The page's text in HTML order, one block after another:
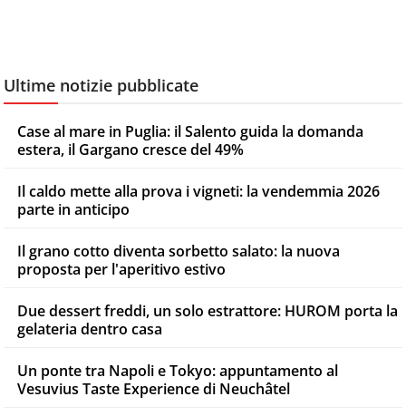
Ultime notizie pubblicate
Case al mare in Puglia: il Salento guida la domanda
estera, il Gargano cresce del 49%
Il caldo mette alla prova i vigneti: la vendemmia 2026
parte in anticipo
Il grano cotto diventa sorbetto salato: la nuova
proposta per l'aperitivo estivo
Due dessert freddi, un solo estrattore: HUROM porta la
gelateria dentro casa
Un ponte tra Napoli e Tokyo: appuntamento al
Vesuvius Taste Experience di Neuchâtel